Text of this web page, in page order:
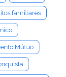
familiares
Mútuo